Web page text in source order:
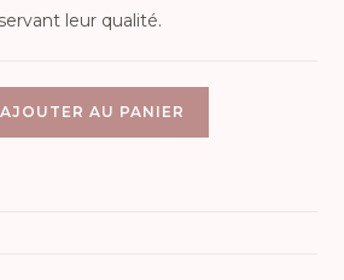
leur qualité.
AJOUTER AU PANIER